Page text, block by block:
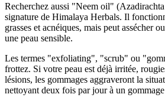
Recherchez aussi "Neem oil"
signature de Himalaya Herbals. Il
grasses et acnéiques, mais peut assécher
une peau sensible.
Les termes "exfoliating", "scrub" ou
frottez. Si votre peau est déjà irritée,
lésions, les gommages aggraveront la
nettoyant deux fois par jour à un